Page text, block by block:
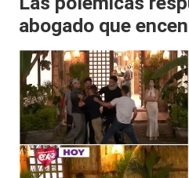
abogado que